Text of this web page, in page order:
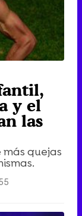
y el
las
quejas